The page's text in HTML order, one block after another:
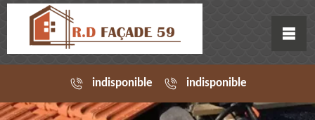
indisponible indisponible